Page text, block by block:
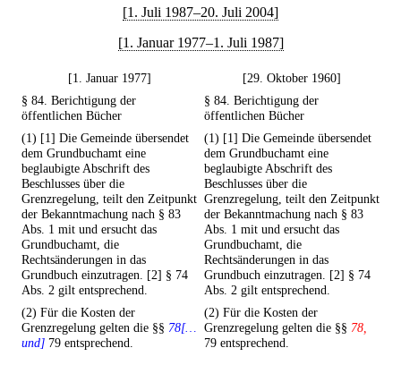
[1. Juli 1987–20. Juli 2004]
[1. Januar 1977–1. Juli 1987]
[1. Januar 1977]
[29. Oktober 1960]
§ 84. Berichtigung der
öffentlichen Bücher
§ 84. Berichtigung der
öffentlichen Bücher
(1) [1] Die Gemeinde übersendet
dem Grundbuchamt eine
beglaubigte Abschrift des
Beschlusses über die
Grenzregelung, teilt den Zeitpunkt
der Bekanntmachung nach § 83
Abs. 1 mit und ersucht das
Grundbuchamt, die
Rechtsänderungen in das
Grundbuch einzutragen. [2] § 74
Abs. 2 gilt entsprechend.
(1) [1] Die Gemeinde übersendet
dem Grundbuchamt eine
beglaubigte Abschrift des
Beschlusses über die
Grenzregelung, teilt den Zeitpunkt
der Bekanntmachung nach § 83
Abs. 1 mit und ersucht das
Grundbuchamt, die
Rechtsänderungen in das
Grundbuch einzutragen. [2] § 74
Abs. 2 gilt entsprechend.
(2) Für die Kosten der
Grenzregelung gelten die §§ 78[…
und] 79 entsprechend.
(2) Für die Kosten der
Grenzregelung gelten die §§ 78,
79 entsprechend.